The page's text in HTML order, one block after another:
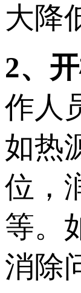
大降
2、
作人
如热
位，
等。
消除